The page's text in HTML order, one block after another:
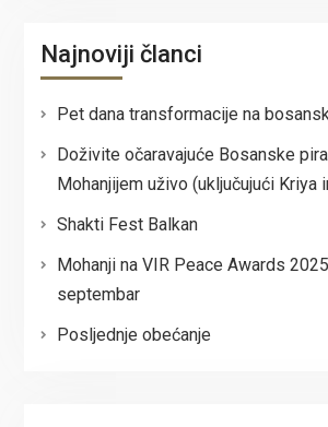
Najnoviji članci
Pet dana transformacije na
Doživite očaravajuće Bosanske
Mohanjijem uživo (uključujući Kriya
Shakti Fest Balkan
Mohanji na VIR Peace Awards
septembar
Posljednje obećanje